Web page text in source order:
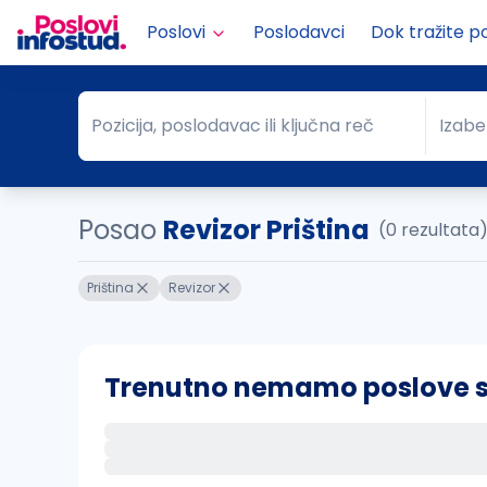
Poslovi Poslodavci Dok tražite
Pozicija, poslodavac ili ključna reč
Pozicija, poslodavac ili ključna reč Grad
Posao Revizor Priština (0 rezultata)
Priština Revizor
Trenutno nemamo poslove